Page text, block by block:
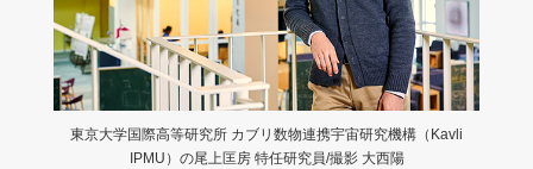
東京大学国際高等研究所 カブリ数物連携宇宙研究機構（Kavli
IPMU）の尾上匡房 特任研究員/撮影 大西陽